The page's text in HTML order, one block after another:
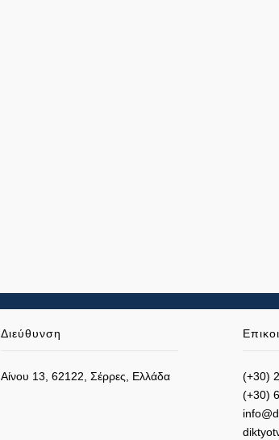
Διεύθυνση
Αίνου 13, 62122, Σέρρες, Ελλάδα
(+30)
(+30)